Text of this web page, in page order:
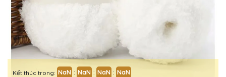
Kết thúc trong: NaN : NaN : NaN : NaN
Mã giảm giá: